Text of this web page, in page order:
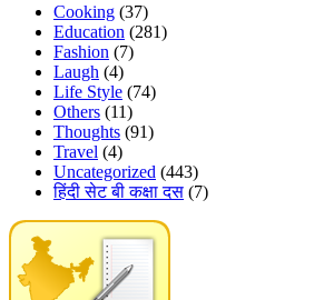
Cooking (37)
Education (281)
Fashion (7)
Laugh (4)
Life Style (74)
Others (11)
Thoughts (91)
Travel (4)
Uncategorized (443)
हिंदी सेट बी कक्षा दस (7)